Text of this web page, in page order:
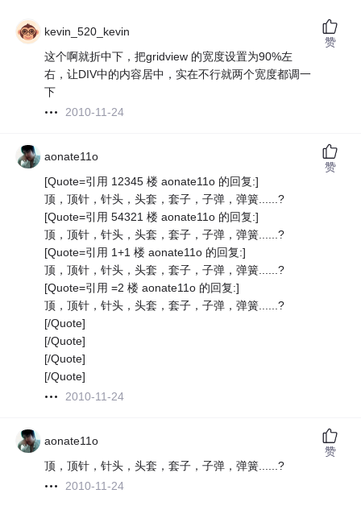
kevin_520_kevin
这个啊就折中下，把gridview 的宽度设置为90%左
右，让DIV中的内容居中，实在不行就两个宽度都调一
下
2010-11-24
赞
aonate11o
[Quote=引用 12345 楼 aonate11o 的回复:]
顶，顶针，针头，头套，套子，子弹，弹簧......?
[Quote=引用 54321 楼 aonate11o 的回复:]
顶，顶针，针头，头套，套子，子弹，弹簧......?
[Quote=引用 1+1 楼 aonate11o 的回复:]
顶，顶针，针头，头套，套子，子弹，弹簧......?
[Quote=引用 =2 楼 aonate11o 的回复:]
顶，顶针，针头，头套，套子，子弹，弹簧......?
[/Quote]
[/Quote]
[/Quote]
[/Quote]
2010-11-24
赞
aonate11o
顶，顶针，针头，头套，套子，子弹，弹簧......?
2010-11-24
赞